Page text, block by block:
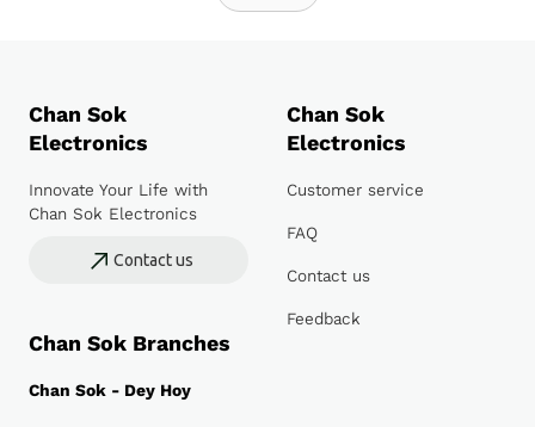
Chan Sok
Electronics
Innovate Your Life with
Chan Sok Electronics
Contact us
Chan Sok Branches
Chan Sok - Dey Hoy
Chan Sok
Electronics
Customer service
FAQ
Contact us
Feedback